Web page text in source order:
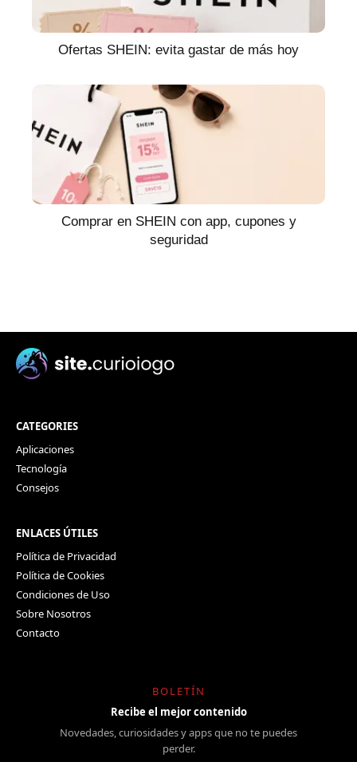
Ofertas SHEIN: evita gastar de más hoy
Comprar en SHEIN con app, cupones y
seguridad
CATEGORIES
Aplicaciones
Tecnología
Consejos
ENLACES ÚTILES
Política de Privacidad
Política de Cookies
Condiciones de Uso
Sobre Nosotros
Contacto
BOLETÍN
Recibe el mejor contenido
Novedades, curiosidades y apps que no te puedes
perder.